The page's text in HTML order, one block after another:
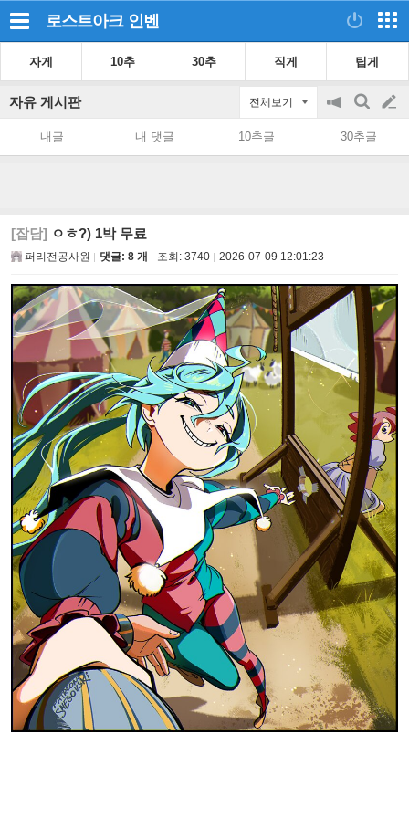
로스트아크 인벤
자게 10추 30추 직게 팁게
자유 게시판 전체보기
공
지
on/off
검
색
글
쓰
내글 내 댓글 10추글 30추글
[잡담] ㅇㅎ?) 1박 무료
퍼리전공사원 댓글: 8 개 조회: 3740 2026-07-09 12:01:23